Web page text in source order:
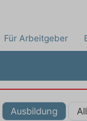
Für Arbeitgeber
Ausbildung